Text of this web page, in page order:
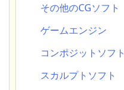
その他のCGソフト
ゲームエンジン
コンポジットソフト
スカルプトソフト